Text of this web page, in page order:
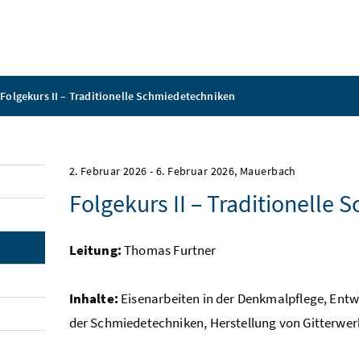
Folgekurs II – Traditionelle Schmiedetechniken
2. Februar 2026 - 6. Februar 2026, Mauerbach
Folgekurs II – Traditionelle
Leitung:Thomas Furtner
Inhalte: Eisenarbeiten in der Denkmalpflege,
der Schmiedetechniken, Herstellung von